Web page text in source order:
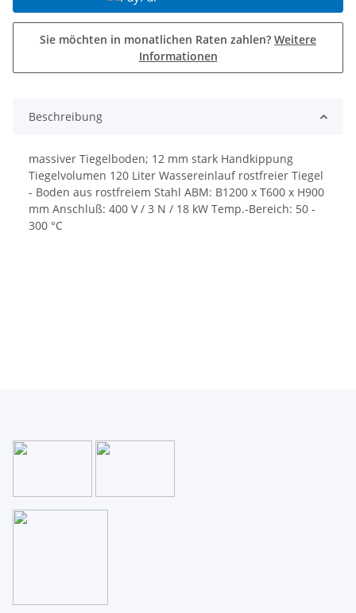
Sie möchten in monatlichen Raten zahlen? Weitere
Informationen
Beschreibung
massiver Tiegelboden; 12 mm stark Handkippung
Tiegelvolumen 120 Liter Wassereinlauf rostfreier Tiegel
- Boden aus rostfreiem Stahl ABM: B1200 x T600 x H900
mm Anschluß: 400 V / 3 N / 18 kW Temp.-Bereich: 50 -
300 °C